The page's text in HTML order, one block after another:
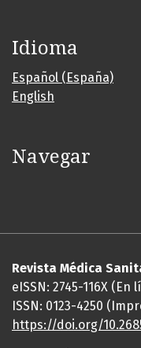
Idioma
Español (España)
English
Navegar
Revista Médica
eISSN: 2745-116X (En
ISSN: 0123-4250
https://doi.org/